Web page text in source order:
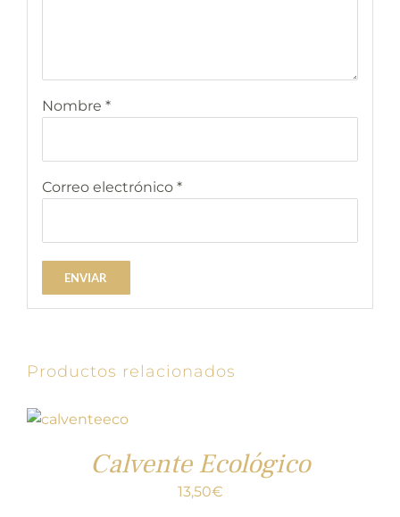
Nombre *
Correo electrónico *
Productos relacionados
Calvente Ecológico
13,50€